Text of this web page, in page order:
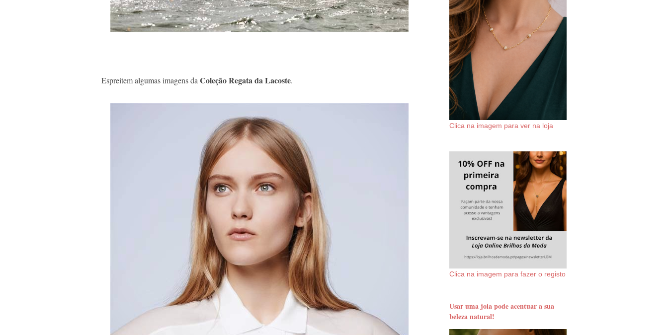
Espreitem algumas imagens da Coleção Regata da Lacoste.
Clica na imagem para ver na loja
Clica na imagem para fazer o registo
Usar uma joia pode acentuar a sua
beleza natural!